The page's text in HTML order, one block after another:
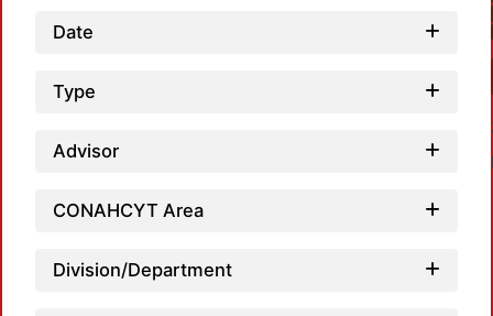
Date
Type
Advisor
CONAHCYT Area
Division/Department